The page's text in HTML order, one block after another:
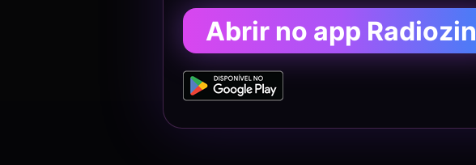
Abrir no app Radiozin